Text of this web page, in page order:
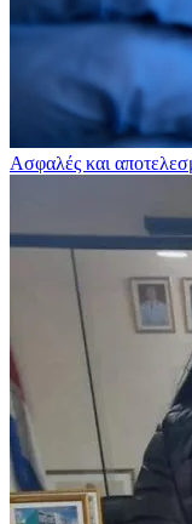
Ασφαλές και